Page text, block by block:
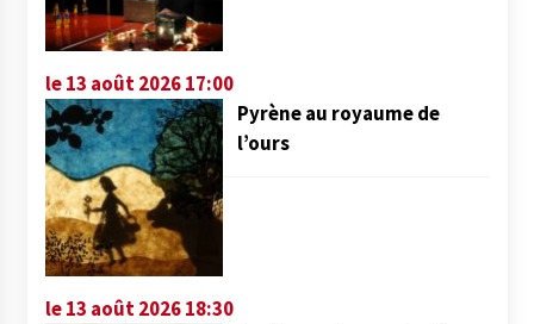
le 13 août 2026 17:00
Pyrène au royaume de
l’ours
le 13 août 2026 18:30